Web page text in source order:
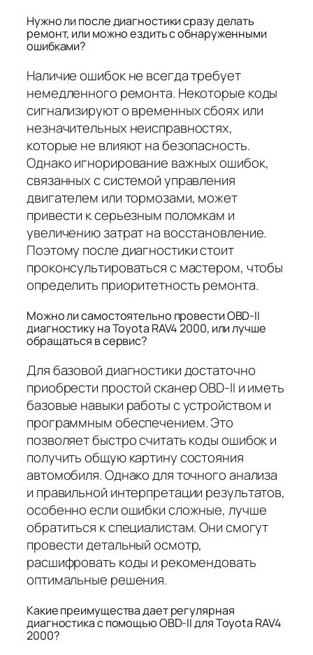
Нужно ли после диагностики сразу делать
ремонт, или можно ездить с обнаруженными
ошибками?
Наличие ошибок не всегда требует
немедленного ремонта. Некоторые коды
сигнализируют о временных сбоях или
незначительных неисправностях,
которые не влияют на безопасность.
Однако игнорирование важных ошибок,
связанных с системой управления
двигателем или тормозами, может
привести к серьезным поломкам и
увеличению затрат на восстановление.
Поэтому после диагностики стоит
проконсультироваться с мастером, чтобы
определить приоритетность ремонта.
Можно ли самостоятельно провести OBD-II
диагностику на Toyota RAV4 2000, или лучше
обращаться в сервис?
Для базовой диагностики достаточно
приобрести простой сканер OBD-II и иметь
базовые навыки работы с устройством и
программным обеспечением. Это
позволяет быстро считать коды ошибок и
получить общую картину состояния
автомобиля. Однако для точного анализа
и правильной интерпретации результатов,
особенно если ошибки сложные, лучше
обратиться к специалистам. Они смогут
провести детальный осмотр,
расшифровать коды и рекомендовать
оптимальные решения.
Какие преимущества дает регулярная
диагностика с помощью OBD-II для Toyota RAV4
2000?